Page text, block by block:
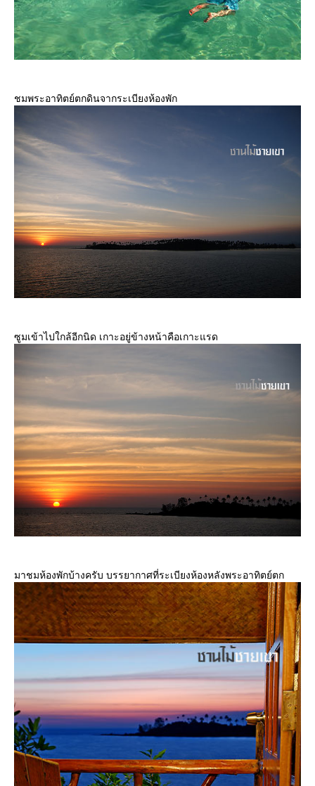
ชมพระอาทิตย์ตกดินจากระเบียงห้องพัก
ซูมเข้าไปใกล้อีกนิด เกาะอยู่ข้างหน้าคือเกาะแรด
มาชมห้องพักบ้างครับ บรรยากาศที่ระเบียงห้องหลังพระอาทิตย์ตก